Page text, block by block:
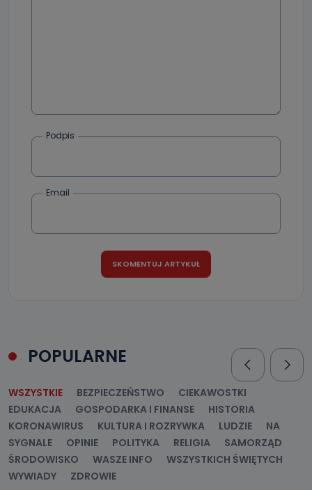
Podpis
Email
POPULARNE
WSZYSTKIE BEZPIECZEŃSTWO
CIEKAWOSTKI
EDUKACJA
GOSPODARKA I FINANSE
HISTORIA
KORONAWIRUS
KULTURA I ROZRYWKA LUDZIE
NA
SYGNALE
OPINIE POLITYKA RELIGIA
SAMORZĄD
ŚRODOWISKO
WASZE INFO
WSZYSTKICH ŚWIĘTYCH
WYWIADY
ZDROWIE